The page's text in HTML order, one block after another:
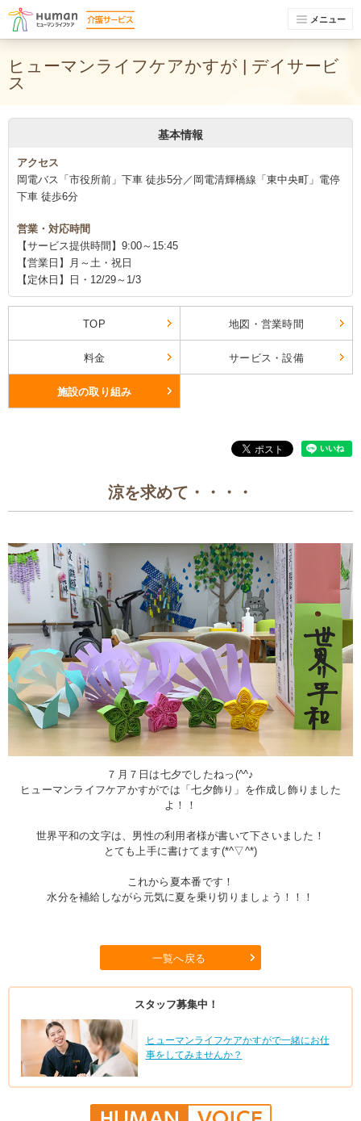
メニュー
ヒューマンライフケアかすが | デイサービ
ス
基本情報
アクセス
岡電バス「市役所前」下車 徒歩5分／岡電清輝橋線「東中央町」電停
下車 徒歩6分
営業・対応時間
【サービス提供時間】9:00～15:45
【営業日】月～土・祝日
【定休日】日・12/29～1/3
TOP 地図・営業時間
料金 サービス・設備
施設の取り組み
涼を求めて・・・・
７月７日は七夕でしたねっ(^^♪
ヒューマンライフケアかすがでは「七夕飾り」を作成し飾りました
よ！！
世界平和の文字は、男性の利用者様が書いて下さいました！
とても上手に書けてます(*^▽^*)
これから夏本番です！
水分を補給しながら元気に夏を乗り切りましょう！！！
一覧へ戻る
スタッフ募集中！
ヒューマンライフケアかすがで一緒にお仕
事をしてみませんか？